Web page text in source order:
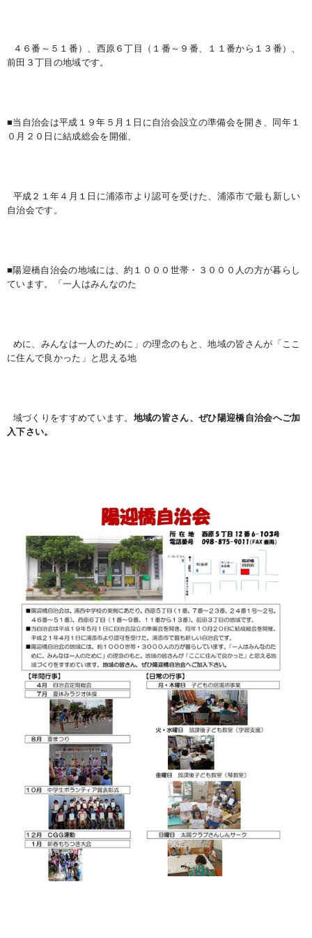
４６番～５１番）、西原６丁目（１番～９番、１１番から１３番）、
前田３丁目の地域です。
■当自治会は平成１９年５月１日に自治会設立の準備会を開き、同年１
０月２０日に結成総会を開催、
平成２１年４月１日に浦添市より認可を受けた、浦添市で最も新しい
自治会です。
■陽迎橋自治会の地域には、約１０００世帯・３０００人の方が暮らし
ています。「一人はみんなのた
めに、みんなは一人のために」の理念のもと、地域の皆さんが「ここ
に住んで良かった」と思える地
域づくりをすすめています。 地域の皆さん、ぜひ陽迎橋自治会へご加
入下さい。